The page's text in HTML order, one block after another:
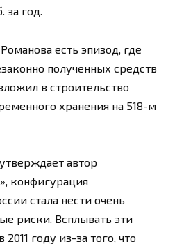
за год.
есть эпизод, где
полученных средств
в строительство
хранения на 518-м
автор
конфигурация
стала нести очень
риски. Всплывать эти
году из-за того, что